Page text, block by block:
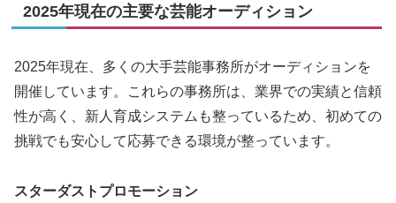
2025年現在の主要な芸能オーディション
2025年現在、多くの大手芸能事務所がオーディションを
開催しています。これらの事務所は、業界での実績と信頼
性が高く、新人育成システムも整っているため、初めての
挑戦でも安心して応募できる環境が整っています。
スターダストプロモーション